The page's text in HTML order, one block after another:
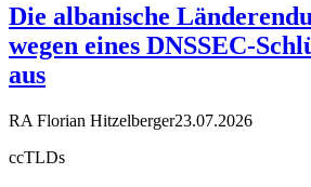
Die albanische
wegen eines DNSSEC-
aus
RA Florian Hitzelberger23.07.2026
ccTLDs